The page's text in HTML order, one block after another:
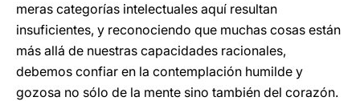
meras categorías intelectuales aquí resultan
insuficientes, y reconociendo que muchas cosas están
más allá de nuestras capacidades racionales,
debemos confiar en la contemplación humilde y
gozosa no sólo de la mente sino también del corazón.